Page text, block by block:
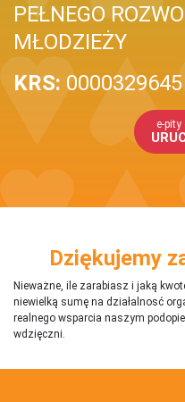
PEŁNEGO
MŁODZIEŻY
KRS: 0000329645
e-pity
Dziękujemy
Nieważne, ile zarabiasz i jaką
niewielką sumę na działalnosć
realnego wsparcia naszym
wdzięczni.